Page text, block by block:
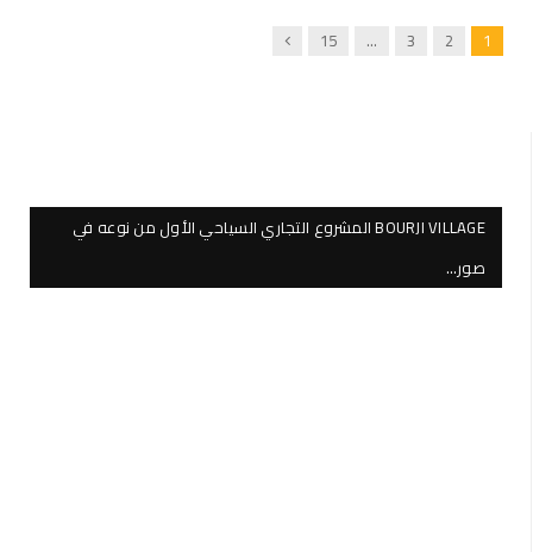
1
2
3
…
15
Next
BOURJI VILLAGE المشروع التجاري السياحي الأول من نوعه في
صور…